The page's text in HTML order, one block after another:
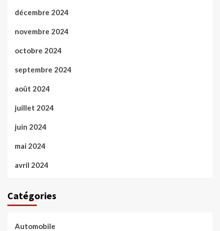
décembre 2024
novembre 2024
octobre 2024
septembre 2024
août 2024
juillet 2024
juin 2024
mai 2024
avril 2024
Catégories
Automobile